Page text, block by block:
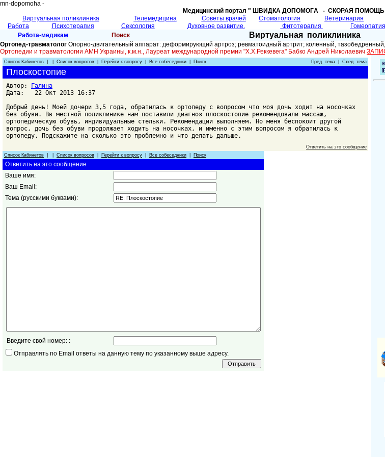
mn-dopomoha -
Медицинский портал " ШВИДКА ДОПОМОГA - СКОРАЯ ПОМОЩЬ
Виртуальная поликлиника
Телемедицина Советы врачей Cтоматология Ветеринария
Работа
Психотерапия Сексология Духовное развитие. Фитотерапия Гомеопатия
Работа-медикам
Поиск Виртуальная поликлиника
Ортопед-травматолог Опорно-двигательный аппарат: деформирующий артроз; ревматоидный артрит; коленный,
Ортопедии и травматологии АМН Украины, к.м.н., Лауреат международной премии "Х.Х.Реккевега" Бабко Андрей Николаевич
Список Кабинетов Список вопросов Перейти к вопросу Все собеседники Поиск Пред. тема След. тема
Плоскостопие
Автор:
Галина
Дата: 22 Окт 2013 16:37
Добрый день! Моей дочери 3,5 года, обратилась к ортопеду с вопросом что моя дочь ходит на носочках
без обуви. Вв местной поликлинике нам поставили диагноз плоскостопие рекомендовали массаж,
ортопедическую обувь, индивидуальные стельки. Рекомендации выполняем. Но меня беспокоит другой
вопрос, дочь без обуви продолжает ходить на носочках, и именно с этим вопросом я обратилась к
ортопеду. Подскажите на сколько это проблемно и что делать дальше.
Ответить на это сообщение
Список Кабинетов
Список вопросов Перейти к вопросу Все собеседники Поиск
Ответить на это сообщение
Ваше имя:
Ваш Email:
Тема (русскими буквами):
Введите свой номер: :
Отправлять по Email ответы на данную тему по указанному выше адресу.